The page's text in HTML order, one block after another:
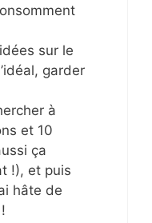
sur le
garder
à
et 10
ça
!), et puis
hâte de